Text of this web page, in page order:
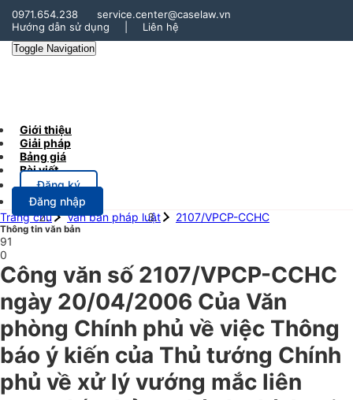
0971.654.238
service.center@caselaw.vn
Hướng dẫn sử dụng
Liên hệ
Toggle Navigation
Giới thiệu
Giải pháp
Bảng giá
Bài viết
Đăng ký
Đăng nhập
Trang chủ
Văn bản pháp luật 2107/VPCP-CCHC
Thông tin văn bản
91
0
Công văn số 2107/VPCP-CCHC
ngày 20/04/2006 Của Văn
phòng Chính phủ về việc Thông
báo ý kiến của Thủ tướng Chính
phủ về xử lý vướng mắc liên